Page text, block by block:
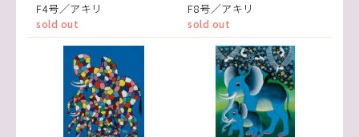
F4号／アキリ
sold out
F8号／アキリ
sold out